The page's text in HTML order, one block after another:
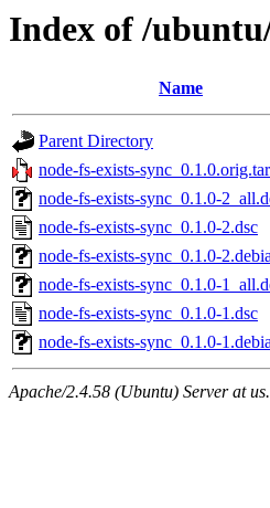
Index of /
Name
Parent Directory
node-fs-exists-
node-fs-exists-sync_0.1.0-
node-fs-exists-sync_0.1.0-2.dsc
node-fs-exists-sync_0.1.0-
node-fs-exists-sync_0.1.0-
node-fs-exists-sync_0.1.0-1.dsc
node-fs-exists-sync_0.1.0-
Apache/2.4.58 (Ubuntu) Server at